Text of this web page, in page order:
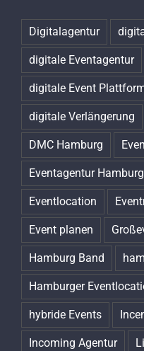
Digitalagentur
digitale Eventagentur
digitale Event
digitale Verlängerung
DMC Hamburg
Eventagentur Hamburg
Eventlocation
Event planen
Hamburg Band
Hamburger
hybride Events
Incoming Agentur